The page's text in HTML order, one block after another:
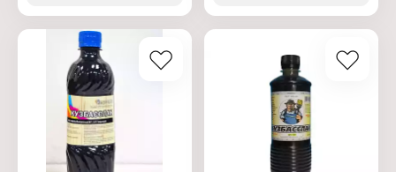
помещении. При
попадании на кожу
необходимо смыть
водой с мылом. Хранить
в плотно закрытой таре,
в местах защищенных от
попадания прямых
солнечных лучей вдали
от нагревательных
приборов.